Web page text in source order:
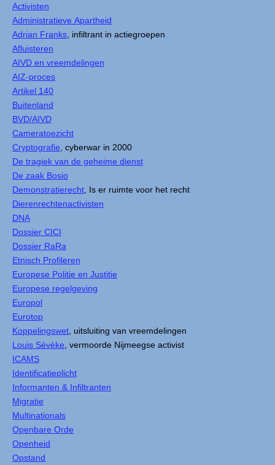
Activisten
Administratieve Apartheid
Adrian Franks , infiltrant in actiegroepen
Afluisteren
AIVD en vreemdelingen
AIZ-proces
Artikel 140
Buitenland
BVD/AIVD
Cameratoezicht
Cryptografie , cyberwar in 2000
De tragiek van de geheime dienst
De zaak Bosio
Demonstratierecht , Is er ruimte voor het recht
Dierenrechtenactivisten
DNA
Dossier CICI
Dossier RaRa
Etnisch Profileren
Europese Politie en Justitie
Europese regelgeving
Europol
Eurotop
Koppelingswet , uitsluiting van vreemdelingen
Louis Sévèke , vermoorde Nijmeegse activist
ICAMS
Identificatieplicht
Informanten & Infiltranten
Migratie
Multinationals
Openbare Orde
Openheid
Opstand